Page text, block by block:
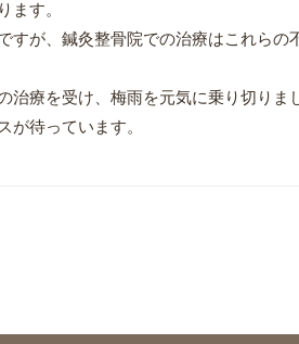
ます。
が、鍼灸整骨院での治療はこれらの
療を受け、梅雨を元気に乗り切りま
が待っています。